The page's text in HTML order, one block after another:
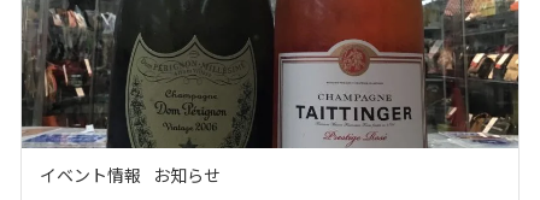
イベント情報 お知らせ